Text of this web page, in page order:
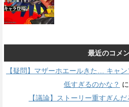
最近のコメ
【疑問】マザーホエールきた… キャ
低すぎるのかな？ に
【議論】ストーリー重すぎんだ